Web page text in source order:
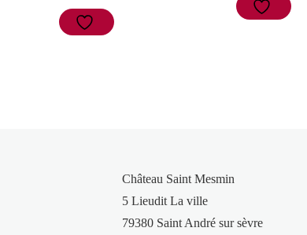
Château Saint Mesmin
5 Lieudit La ville
79380 Saint André sur sèvre